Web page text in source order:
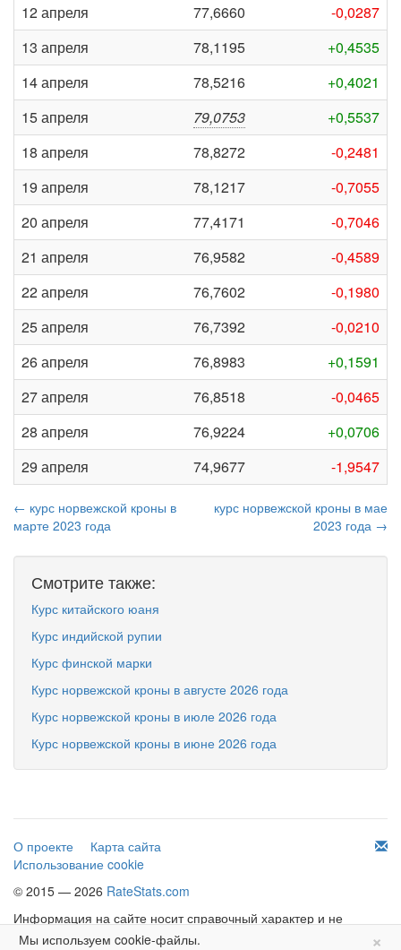
12 апреля
77,6660
-0,0287
13 апреля
78,1195
+0,4535
14 апреля
78,5216
+0,4021
15 апреля
79,0753
+0,5537
18 апреля
78,8272
-0,2481
19 апреля
78,1217
-0,7055
20 апреля
77,4171
-0,7046
21 апреля
76,9582
-0,4589
22 апреля
76,7602
-0,1980
25 апреля
76,7392
-0,0210
26 апреля
76,8983
+0,1591
27 апреля
76,8518
-0,0465
28 апреля
76,9224
+0,0706
29 апреля
74,9677 -1,9547
← курс норвежской кроны в
марте 2023 года
курс норвежской кроны в мае
2023 года →
Смотрите также:
Курс китайского юаня
Курс индийской рупии
Курс финской марки
Курс норвежской кроны в августе 2026 года
Курс норвежской кроны в июле 2026 года
Курс норвежской кроны в июне 2026 года
О проекте
Карта сайта
Использование cookie
© 2015 — 2026 RateStats.com
Информация на сайте носит справочный характер и не
является офертой.
×
Мы используем cookie-файлы.